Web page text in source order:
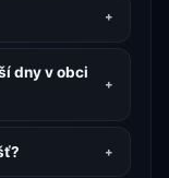
dny v obci